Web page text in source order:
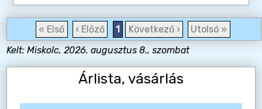
« Első ‹ Előző 1 Következő ›
Utolsó »
Kelt: Miskolc, 2026. augusztus 8., szombat
Árlista, vásárlás